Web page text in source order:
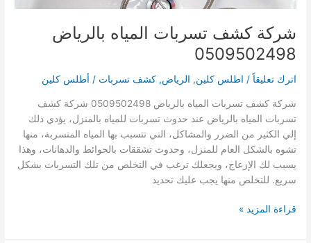
شركة كشف تسربات المياه بالرياض
0509502498
اترك تعليقاً / اطلس كلين, الرياض,كشف تسربات / أطلس كلين
شركة كشف تسربات المياه بالرياض 0509502498 شركة كشف
تسربات المياه بالرياض عند حدوث تسربات للمياه بالمنزل، يؤدي ذلك
إلي الكثير من الضرر والمشاكل، التي تتسبب بها المياه المتسربة، منها
تشوه بالشكل العام للمنزل، وحدوث تشققات بالحوائط والدهانات، وهذا
يسبب لك الإزعاج، ويجعلك ترغب في التخلص من تلك التسربات بشكل
سريع. للتخلص منها يجب عليك تحديد
شركة
تسربات
قراءة المزيد »